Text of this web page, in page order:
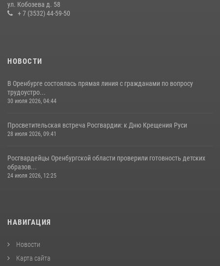
17 июля 2026, 11:30
ул. Кобозева д. 58
+ 7 (3532) 44-59-50
НОВОСТИ
В Оренбурге состоялась прямая линия с гражданами по вопросу
трудоустро...
30 июля 2026, 04:44
Просветительская встреча Росгвардии: к Дню Крещения Руси
28 июля 2026, 09:41
Росгвардейцы Оренбургской области проверили готовность детских
образов...
24 июля 2026, 12:25
НАВИГАЦИЯ
Новости
Карта сайта